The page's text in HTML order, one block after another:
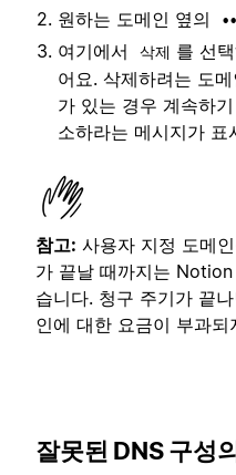
원하는 도메인 옆의
여기에서
삭제 를 선
어요. 삭제하려는 도
가 있는 경우 계속하
소하라는 메시지가 표
참고: 사용자 지정 도메
가 끝날 때까지는
습니다. 청구 주기가 끝
인에 대한 요금이 부과되
잘못된 DNS 구성